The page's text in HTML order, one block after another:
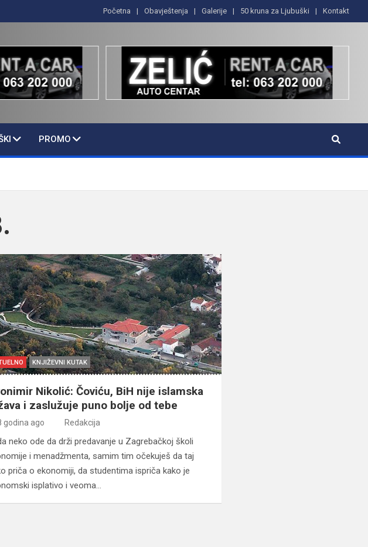
Početna Obavještenja Galerije 50 kruna za Ljubuški Kontakt
PROMO
KNJIŽEVNI KUTAK
Nikolić: Čoviću, BiH nije islamska
i zaslužuje puno bolje od tebe
godina ago Redakcija
neko ode da drži predavanje u Zagrebačkoj školi
i menadžmenta, samim tim očekuješ da taj
priča o ekonomiji, da studentima ispriča kako je
isplativo i veoma…